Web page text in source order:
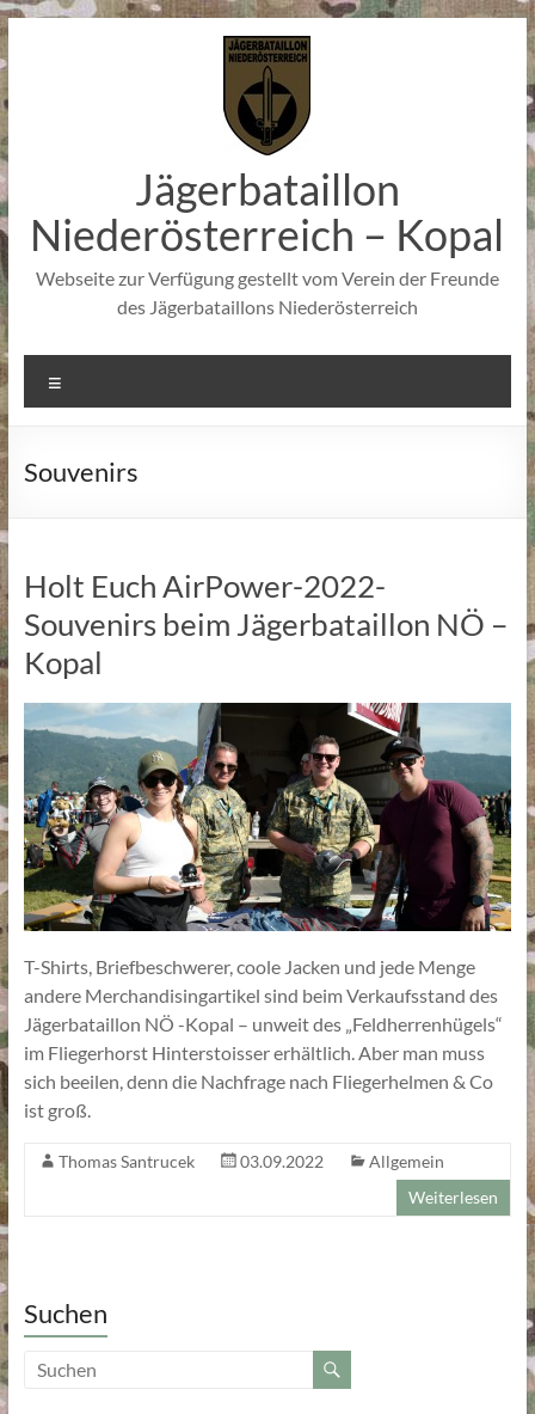
Zum
springen
Jägerbataillon
Niederösterreich – Kopal
Webseite zur Verfügung gestellt vom Verein der Freunde
des Jägerbataillons Niederösterreich
Souvenirs
Holt Euch AirPower-2022-
Souvenirs beim Jägerbataillon NÖ –
Kopal
T-Shirts, Briefbeschwerer, coole Jacken und jede Menge
andere Merchandisingartikel sind beim Verkaufsstand des
Jägerbataillon NÖ -Kopal – unweit des „Feldherrenhügels“
im Fliegerhorst Hinterstoisser erhältlich. Aber man muss
sich beeilen, denn die Nachfrage nach Fliegerhelmen & Co
ist groß.
Thomas Santrucek 03.09.2022
Allgemein
Weiterlesen
Suchen